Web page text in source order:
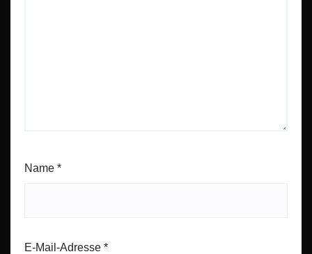
Name *
E-Mail-Adresse *